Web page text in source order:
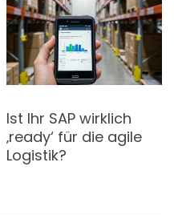
Ist Ihr SAP wirklich
‚ready‘ für die agile
Logistik?